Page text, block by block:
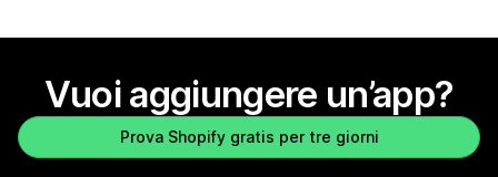
Vuoi aggiungere un’app?
Prova Shopify gratis per tre giorni